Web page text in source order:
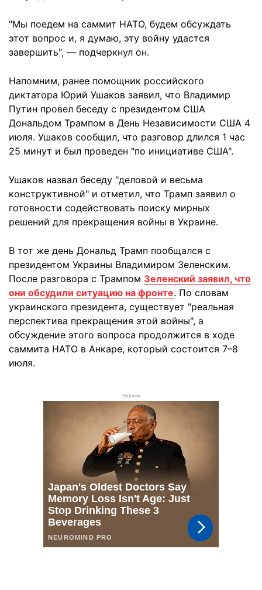
"Мы поедем на саммит НАТО, будем обсуждать
этот вопрос и, я думаю, эту войну удастся
завершить", — подчеркнул он.
Напомним, ранее помощник российского
диктатора Юрий Ушаков заявил, что Владимир
Путин провел беседу с президентом США
Дональдом Трампом в День Независимости США 4
июля. Ушаков сообщил, что разговор длился 1 час
25 минут и был проведен "по инициативе США".
Ушаков назвал беседу "деловой и весьма
конструктивной" и отметил, что Трамп заявил о
готовности содействовать поиску мирных
решений для прекращения войны в Украине.
В тот же день Дональд Трамп пообщался с
президентом Украины Владимиром Зеленским.
После разговора с Трампом Зеленский заявил, что
они обсудили ситуацию на фронте. По словам
украинского президента, существует "реальная
перспектива прекращения этой войны", а
обсуждение этого вопроса продолжится в ходе
саммита НАТО в Анкаре, который состоится 7–8
июля.
РЕКЛАМА